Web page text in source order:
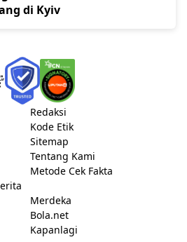
di Kyiv
Redaksi
Kode Etik
Sitemap
Tentang Kami
Metode Cek Fakta
Merdeka
Bola.net
Kapanlagi